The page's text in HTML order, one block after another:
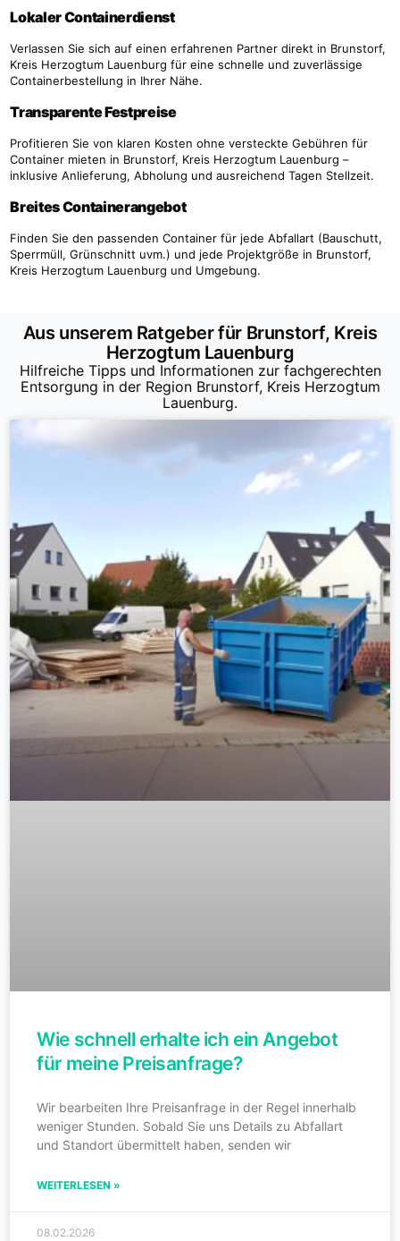
Lokaler Containerdienst
Verlassen Sie sich auf einen erfahrenen Partner direkt in Brunstorf,
Kreis Herzogtum Lauenburg für eine schnelle und zuverlässige
Containerbestellung in Ihrer Nähe.
Transparente Festpreise
Profitieren Sie von klaren Kosten ohne versteckte Gebühren für
Container mieten in Brunstorf, Kreis Herzogtum Lauenburg –
inklusive Anlieferung, Abholung und ausreichend Tagen Stellzeit.
Breites Containerangebot
Finden Sie den passenden Container für jede Abfallart (Bauschutt,
Sperrmüll, Grünschnitt uvm.) und jede Projektgröße in Brunstorf,
Kreis Herzogtum Lauenburg und Umgebung.
Aus unserem Ratgeber für Brunstorf, Kreis
Herzogtum Lauenburg
Hilfreiche Tipps und Informationen zur fachgerechten
Entsorgung in der Region Brunstorf, Kreis Herzogtum
Lauenburg.
Wie schnell erhalte ich ein Angebot
für meine Preisanfrage?
Wir bearbeiten Ihre Preisanfrage in der Regel innerhalb
weniger Stunden. Sobald Sie uns Details zu Abfallart
und Standort übermittelt haben, senden wir
WEITERLESEN »
08.02.2026